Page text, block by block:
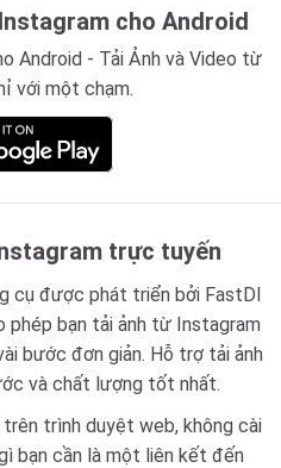
cho Android
Android - Tải Ảnh và Video từ
với một chạm.
trực tuyến
cụ được phát triển bởi FastDl
bạn tải ảnh từ Instagram
bước đơn giản. Hỗ trợ tải ảnh
và chất lượng tốt nhất.
trình duyệt web, không cài
bạn cần là một liên kết đến